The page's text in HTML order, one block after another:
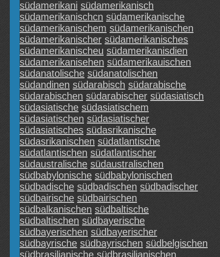
südamerikani südamerikanisch
südamerikanischcn südamerikanische
südamerikanischem südamerikanischen
südamerikanischer südamerikanisches
südamerikanischeu südamerikanisdien
südamerikanisehen südamerikauischen
südanatolische südanatolischen
südandinen südarabisch südarabische
südarabischen südarabischer südasiatisch
südasiatische südasiatischem
südasiatischen südasiatischer
südasiatisches südasrikanische
südasrikanischen südatlantische
südatlantischen südatlantischer
südaustralische südaustralischen
südbabylonische südbabylonischen
südbadische südbadischen südbadischer
südbairische südbairischen
südbalkanischen südbaltische
südbaltischen südbayerische
südbayerischen südbayerischer
südbayrische südbayrischen südbelgischen
südbrasilianische südbrasilianischen